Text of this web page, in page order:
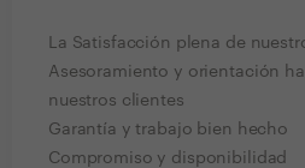
La Satisfacción plena de
Asesoramiento y orientación
nuestros clientes
Garantía y trabajo bien hecho
Compromiso y disponibilidad